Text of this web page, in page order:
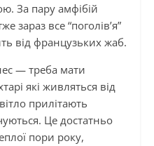
За пару амфібій
зараз все “поголів’я”
від французьких жаб.
— треба мати
які живляться від
прилітають
Це достатньо
пори року,